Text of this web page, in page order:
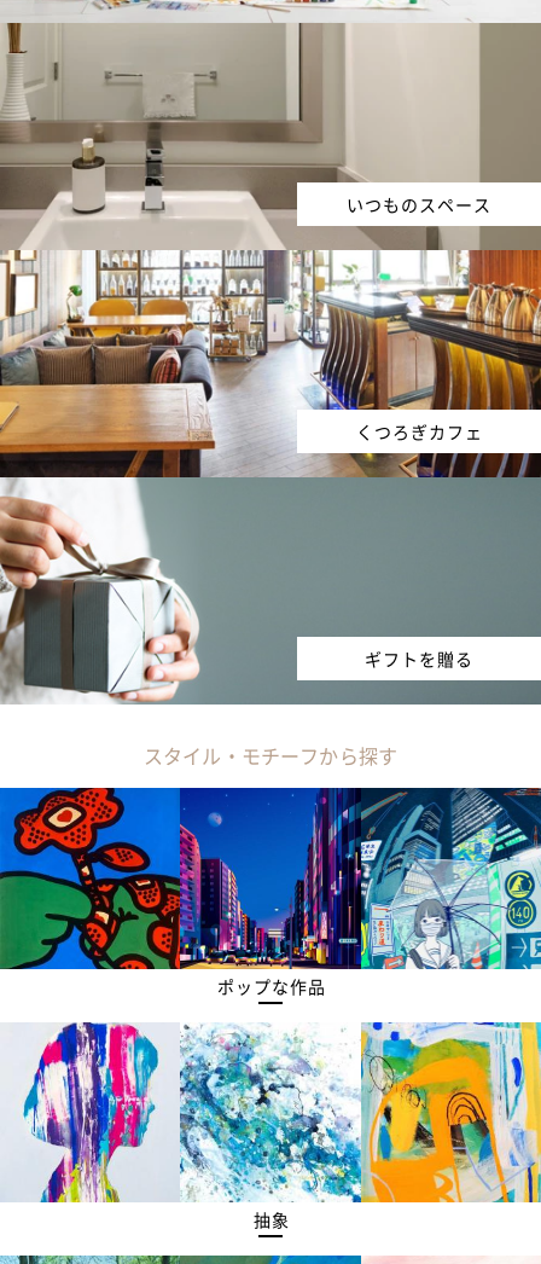
いつものスペース
くつろぎカフェ
ギフトを贈る
スタイル・モチーフから探す
ポップな作品
抽象